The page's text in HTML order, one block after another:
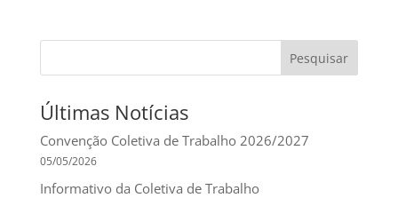
Pesquisar
Últimas Notícias
Convenção Coletiva de Trabalho 2026/2027
05/05/2026
Informativo da Coletiva de Trabalho